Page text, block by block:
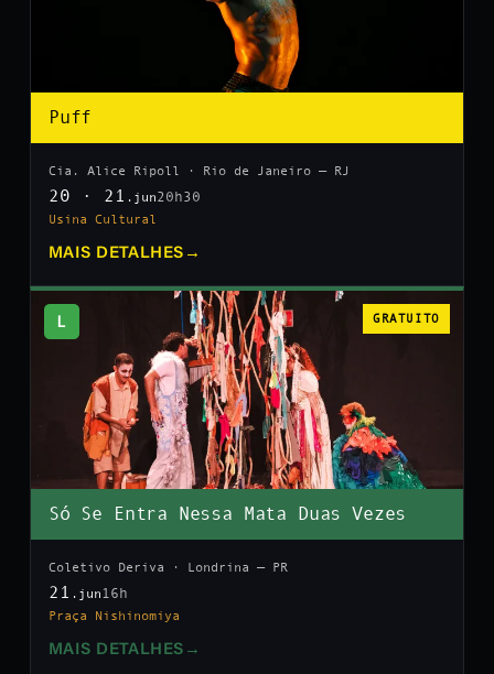
Puff
Cia. Alice Ripoll · Rio de Janeiro — RJ
20 · 21 .jun20h30
Usina Cultural
MAIS DETALHES →
L GRATUITO
Só Se Entra Nessa Mata Duas Vezes
Coletivo Deriva · Londrina — PR
21 .jun 16h
Praça Nishinomiya
MAIS DETALHES →